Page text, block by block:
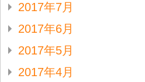
2017年7月
2017年6月
2017年5月
2017年4月